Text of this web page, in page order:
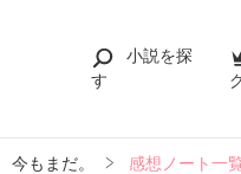
小説を探
す
今もまだ。 感想ノート一